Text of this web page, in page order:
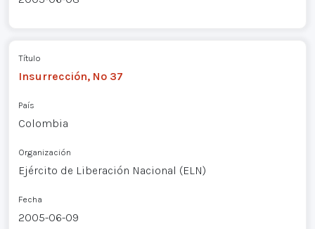
Título
Insurrección, Nº 37
País
Colombia
Organización
Ejército de Liberación Nacional (ELN)
Fecha
2005-06-09